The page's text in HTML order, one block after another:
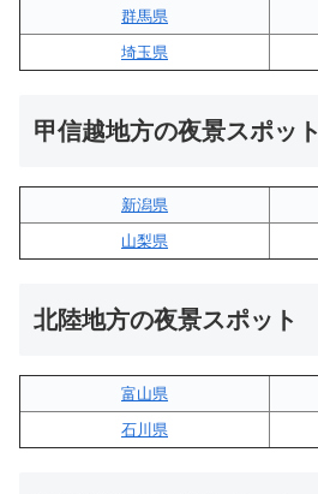
群馬県
埼玉県
甲信越地方の夜景スポット
新潟県
山梨県
北陸地方の夜景スポット
富山県
石川県